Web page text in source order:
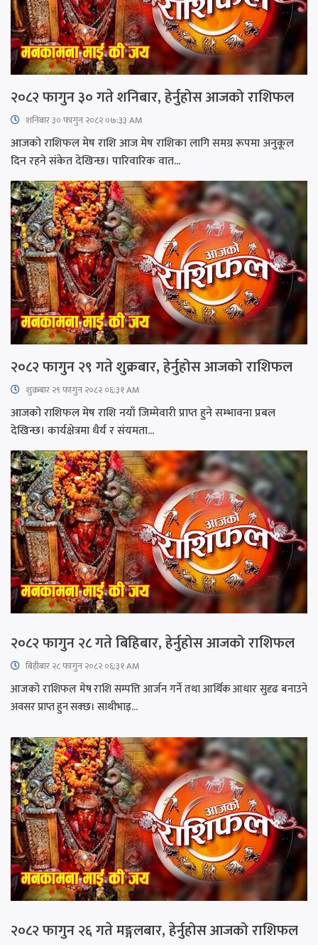
२०८२ फागुन ३० गते शनिबार, हेर्नुहोस आजको राशिफल
शनिबार ३० फागुन २०८२ ०७:३३ AM
आजको राशिफल मेष राशि आज मेष राशिका लागि समग्र रूपमा अनुकूल
दिन रहने संकेत देखिन्छ। पारिवारिक वात...
२०८२ फागुन २९ गते शुक्रबार, हेर्नुहोस आजको राशिफल
शुक्रबार​ २९ फागुन २०८२ ०६:३१ AM
आजको राशिफल मेष राशि नयाँ जिम्मेवारी प्राप्त हुने सम्भावना प्रबल
देखिन्छ। कार्यक्षेत्रमा धैर्य र संयमता...
२०८२ फागुन २८ गते बिहिबार, हेर्नुहोस आजको राशिफल
बिहीबार २८ फागुन २०८२ ०६:३१ AM
आजको राशिफल मेष राशि सम्पत्ति आर्जन गर्ने तथा आर्थिक आधार सुदृढ बनाउने
अवसर प्राप्त हुन सक्छ। साथीभाइ...
२०८२ फागुन २६ गते मङ्गलबार, हेर्नुहोस आजको राशिफल